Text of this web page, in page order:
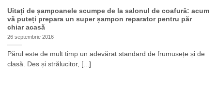
Uitați de șampoanele scumpe de la salonul de coafură: acum
vă puteți prepara un super șampon reparator pentru păr
chiar acasă
26 septembrie 2016
Părul este de mult timp un adevărat standard de frumusețe și de
clasă. Des și strălucitor, [...]